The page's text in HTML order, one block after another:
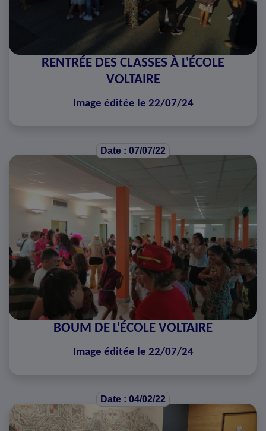
RENTRÉE DES CLASSES À L'ÉCOLE
VOLTAIRE
Image éditée le 22/07/24
Date : 07/07/22
BOUM DE L'ÉCOLE VOLTAIRE
Image éditée le 22/07/24
Date : 04/02/22